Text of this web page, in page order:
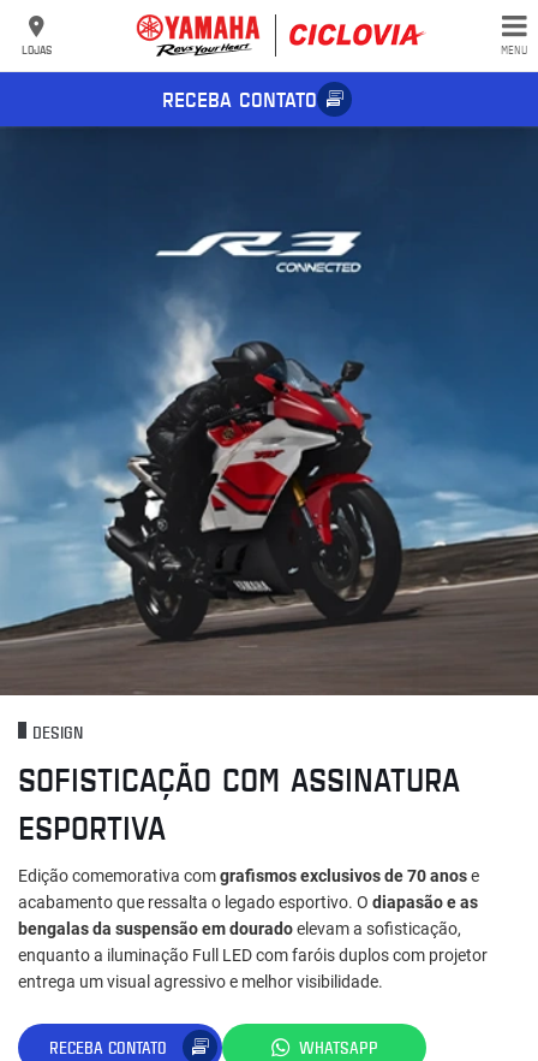
LOJAS MENU
RECEBA CONTATO
DESIGN
SOFISTICAÇÃO COM ASSINATURA
ESPORTIVA
Edição comemorativa comgrafismos exclusivos de 70 anose
acabamento que ressalta o legado esportivo. O diapasão e as
bengalas da suspensão em douradoelevam a sofisticação,
enquanto a iluminação Full LED com faróis duplos com projetor
entrega um visual agressivo e melhor visibilidade.
RECEBA CONTATO WHATSAPP